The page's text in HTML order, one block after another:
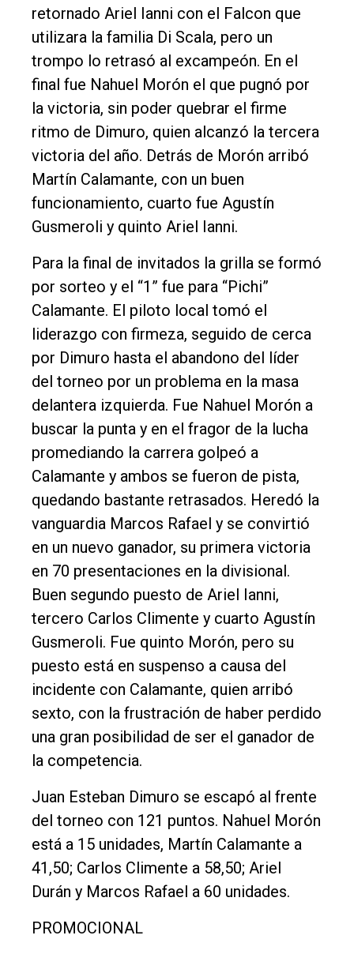
retornado Ariel Ianni con el Falcon que
utilizara la familia Di Scala, pero un
trompo lo retrasó al excampeón. En el
final fue Nahuel Morón el que pugnó por
la victoria, sin poder quebrar el firme
ritmo de Dimuro, quien alcanzó la tercera
victoria del año. Detrás de Morón arribó
Martín Calamante, con un buen
funcionamiento, cuarto fue Agustín
Gusmeroli y quinto Ariel Ianni.
Para la final de invitados la grilla se formó
por sorteo y el “1” fue para “Pichi”
Calamante. El piloto local tomó el
liderazgo con firmeza, seguido de cerca
por Dimuro hasta el abandono del líder
del torneo por un problema en la masa
delantera izquierda. Fue Nahuel Morón a
buscar la punta y en el fragor de la lucha
promediando la carrera golpeó a
Calamante y ambos se fueron de pista,
quedando bastante retrasados. Heredó la
vanguardia Marcos Rafael y se convirtió
en un nuevo ganador, su primera victoria
en 70 presentaciones en la divisional.
Buen segundo puesto de Ariel Ianni,
tercero Carlos Climente y cuarto Agustín
Gusmeroli. Fue quinto Morón, pero su
puesto está en suspenso a causa del
incidente con Calamante, quien arribó
sexto, con la frustración de haber perdido
una gran posibilidad de ser el ganador de
la competencia.
Juan Esteban Dimuro se escapó al frente
del torneo con 121 puntos. Nahuel Morón
está a 15 unidades, Martín Calamante a
41,50; Carlos Climente a 58,50; Ariel
Durán y Marcos Rafael a 60 unidades.
PROMOCIONAL